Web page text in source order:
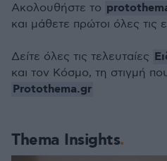
Thema Insights
Ακολουθήστε το
και μάθετε πρώτοι όλες τις
Δείτε όλες τις τελευταίες
και τον Κόσμο, τη στιγμή
Protothema.gr